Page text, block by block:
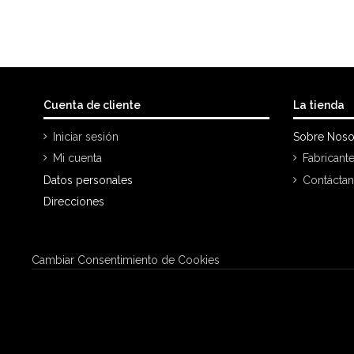
Cuenta de cliente
Iniciar sesión
Mi cuenta
Datos personales
Direcciones
La tienda
Sobre
Cambiar Consentimiento de Cookies